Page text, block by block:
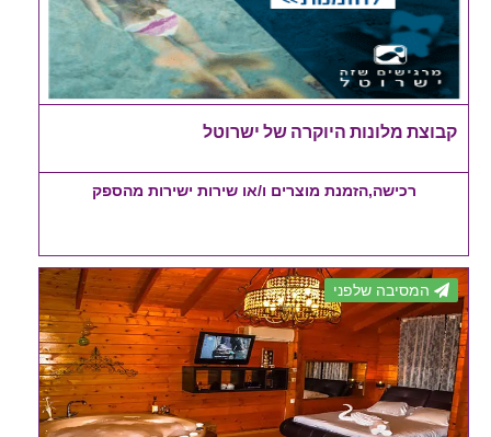
קבוצת מלונות היוקרה של ישרוטל
רכישה,הזמנת מוצרים ו/או שירות ישירות מהספק
המסיבה שלפני